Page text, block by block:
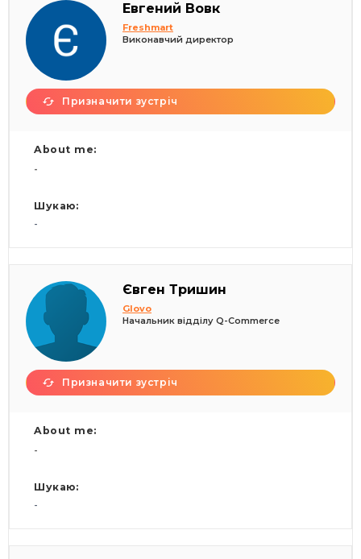
Евгений Вовк
Freshmart
Виконавчий директор
Призначити зустріч
About me:
-
Шукаю:
-
Євген Тришин
Glovo
Начальник відділу Q-Commerce
Призначити зустріч
About me:
-
Шукаю:
-